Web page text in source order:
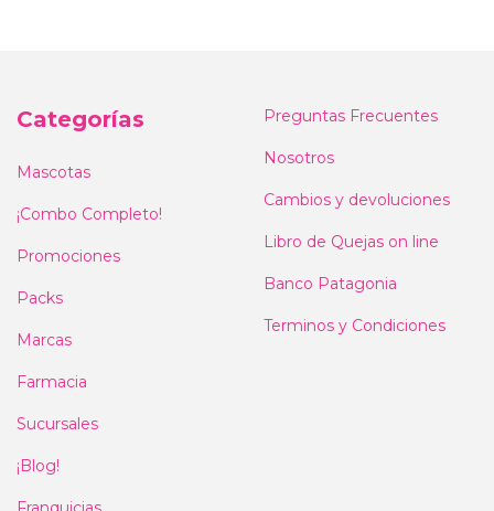
Categorías
Mascotas
¡Combo Completo!
Promociones
Packs
Marcas
Farmacia
Sucursales
¡Blog!
Preguntas Frecuentes
Nosotros
Cambios y devoluciones
Libro de Quejas on line
Banco Patagonia
Terminos y Condiciones